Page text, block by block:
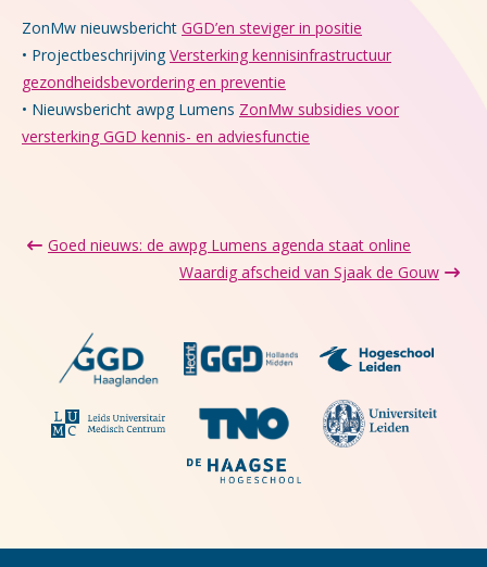
ZonMw nieuwsbericht GGD’en steviger in positie
• ProjectbeschrijvingVersterking kennisinfrastructuur
gezondheidsbevordering en preventie
• Nieuwsbericht awpg Lumens ZonMw subsidies voor
versterking GGD kennis- en adviesfunctie
Goed nieuws: de awpg Lumens agenda staat online
Waardig afscheid van Sjaak de Gouw